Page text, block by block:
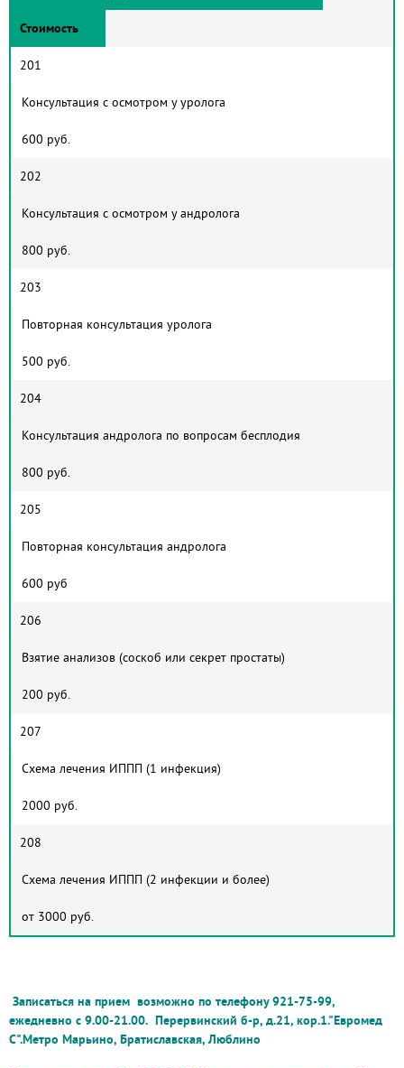
Стоимость
201
Консультация с осмотром у уролога
600 руб.
202
Консультация с осмотром у андролога
800 руб.
203
Повторная консультация уролога
500 руб.
204
Консультация андролога по вопросам бесплодия
800 руб.
205
Повторная консультация андролога
600 руб
206
Взятие анализов (соскоб или секрет простаты)
200 руб.
207
Схема лечения ИППП (1 инфекция)
2000 руб.
208
Схема лечения ИППП (2 инфекции и более)
от 3000 руб.
Записаться на прием возможно по телефону 921-75-99,
ежедневно с 9.00-21.00. Перервинский б-р, д.21, кор.1."Евромед
С".Метро Марьино, Братиславская, Люблино